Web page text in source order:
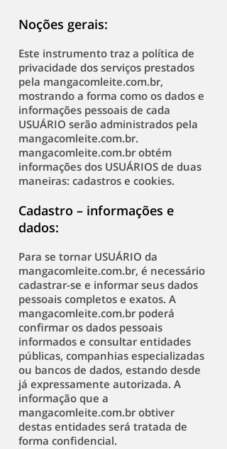
Noções gerais:
Este instrumento traz a política de
privacidade dos serviços prestados
pela mangacomleite.com.br,
mostrando a forma como os dados e
informações pessoais de cada
USUÁRIO serão administrados pela
mangacomleite.com.br.
mangacomleite.com.br obtém
informações dos USUÁRIOS de duas
maneiras: cadastros e cookies.
Cadastro – informações e
dados:
Para se tornar USUÁRIO da
mangacomleite.com.br, é necessário
cadastrar-se e informar seus dados
pessoais completos e exatos. A
mangacomleite.com.br poderá
confirmar os dados pessoais
informados e consultar entidades
públicas, companhias especializadas
ou bancos de dados, estando desde
já expressamente autorizada. A
informação que a
mangacomleite.com.br obtiver
destas entidades será tratada de
forma confidencial.